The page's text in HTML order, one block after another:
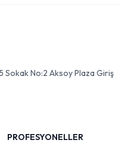
Sokak No:2 Aksoy Plaza Giriş
PROFESYONELLER